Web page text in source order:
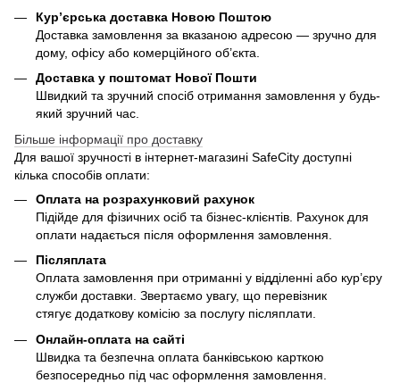
Кур’єрська доставка Новою Поштою
Доставка замовлення за вказаною адресою — зручно для
дому, офісу або комерційного об’єкта.
Доставка у поштомат Нової Пошти
Швидкий та зручний спосіб отримання замовлення у будь-
який зручний час.
Більше інформації про доставку
Для вашої зручності в інтернет-магазині SafeCity доступні
кілька способів оплати:
Оплата на розрахунковий рахунок
Підійде для фізичних осіб та бізнес-клієнтів. Рахунок для
оплати надається після оформлення замовлення.
Післяплата
Оплата замовлення при отриманні у відділенні або кур’єру
служби доставки. Звертаємо увагу, що перевізник
стягує додаткову комісію за послугу післяплати.
Онлайн-оплата на сайті
Швидка та безпечна оплата банківською карткою
безпосередньо під час оформлення замовлення.